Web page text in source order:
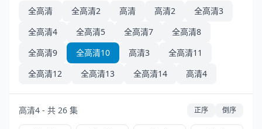
全高清 全高清2 高清 高清2
全高清3
全高清4
全高清5 全高清7
全高清8
全高清9
全高清10 高清3
全高清11
全高清12
全高清13 全高清14 高清4
高清4 - 共 26 集 正序 倒序